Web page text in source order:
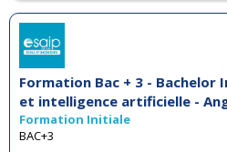
Formation Bac + 3 -
et intelligence artificielle -
Formation Initiale
BAC+3